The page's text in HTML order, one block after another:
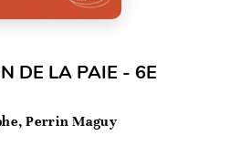
DE LA PAIE - 6E
Perrin Maguy